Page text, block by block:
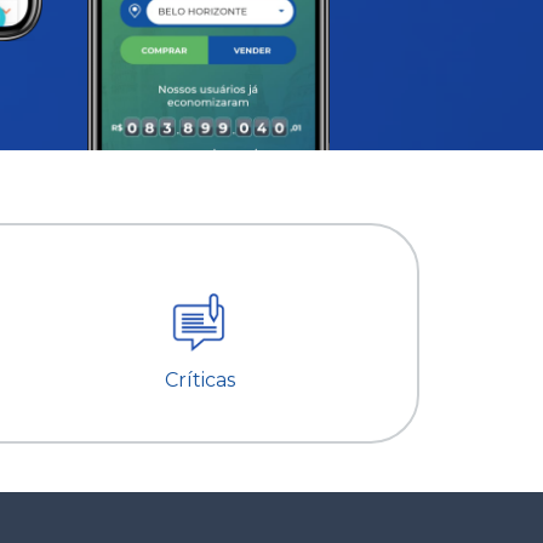
Críticas